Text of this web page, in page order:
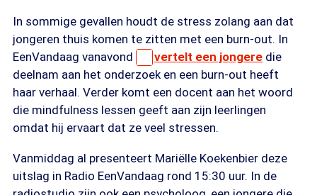
In sommige gevallen houdt de stress zolang aan dat
jongeren thuis komen te zitten met een burn-out. In
EenVandaag vanavond
vertelt een jongere die
deelnam aan het onderzoek en een burn-out heeft
haar verhaal. Verder komt een docent aan het woord
die mindfulness lessen geeft aan zijn leerlingen
omdat hij ervaart dat ze veel stressen.
Vanmiddag al presenteert Mariëlle Koekenbier deze
uitslag in Radio EenVandaag rond 15:30 uur. In de